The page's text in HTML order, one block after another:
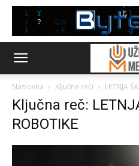
Naslovna Ključne reči LETNJA
Ključna reč:
ROBOTIKE